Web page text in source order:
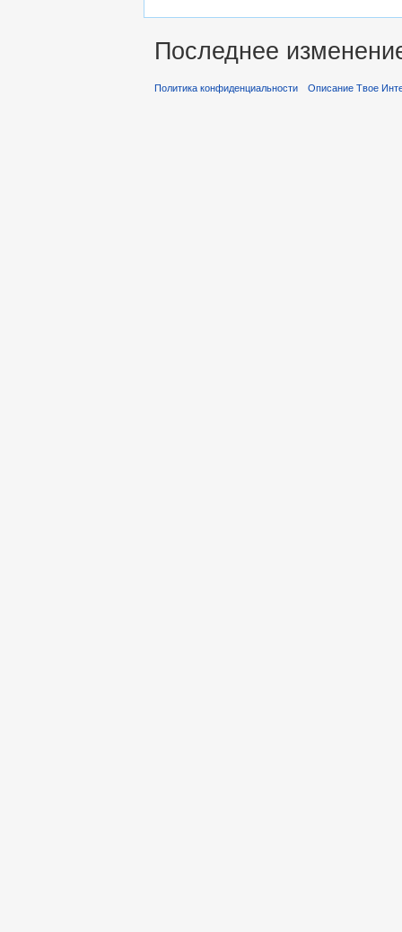
Последнее
Политика конфиденциальности Описание Твое